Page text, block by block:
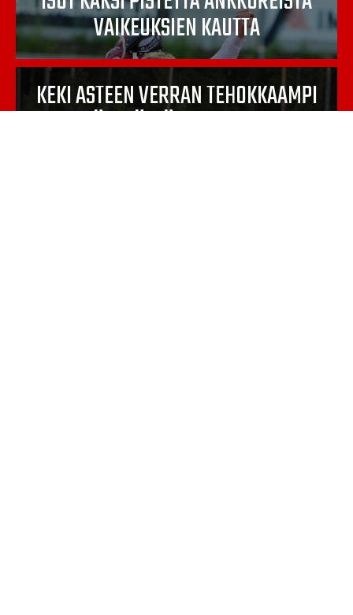
VAIKEUKSIEN KAUTTA
KEKI ASTEEN VERRAN TEHOKKAAMPI
TÄRKEÄSSÄ OTTELUSSA